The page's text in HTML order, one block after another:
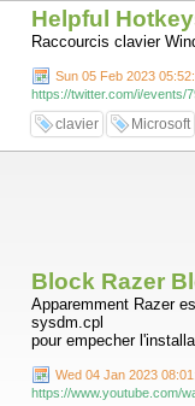
Helpful
Raccourcis clavier
Sun 05 Feb 2023
https://twitter.com/i/events/
clavier Microsoft
Block Razer
Apparemment Razer
sysdm.cpl
pour empecher
Wed 04 Jan 2023
https://www.youtube.com/